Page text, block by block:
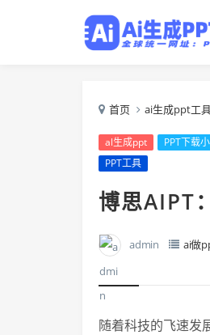
首页 ai生成ppt工
al生成ppt PPT下载
PPT工具
博思AIPT
admin ai做
随着科技的飞速发